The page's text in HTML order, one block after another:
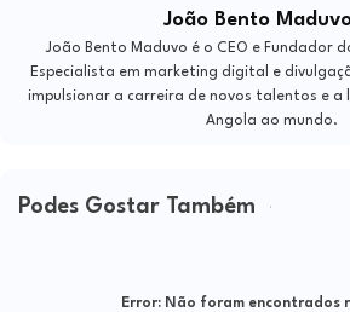
João Bento
João Bento Maduvo é o CEO e Fundador
Especialista em marketing digital e
impulsionar a carreira de novos talentos e a
Angola ao mundo.
Podes Gostar Também
Error: Não foram encontrados